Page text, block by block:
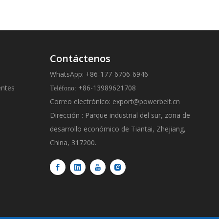
Contáctenos
WhatsApp: +86-177-6706-6946
Teléfono: +86-13989621708
Correo electrónico: export@powerbelt.cn
Dirección : Parque industrial del sur, zona de
desarrollo económico de Tiantai, Zhejiang,
China, 317200.